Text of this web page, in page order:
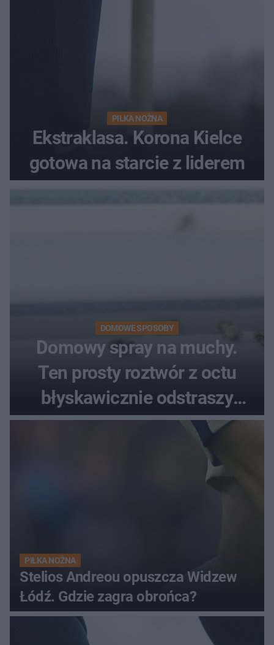
PIŁKA NOŻNA
Ekstraklasa. Korona Kielce
gotowa na starcie z liderem
DOMOWE SPOSOBY
Domowy spray na muchy.
Ten prosty roztwór z octu
błyskawicznie odstraszy
uciążliwe owady
PIŁKA NOŻNA
Stelios Andreou opuszcza Widzew
Łódź. Gdzie zagra obrońca?